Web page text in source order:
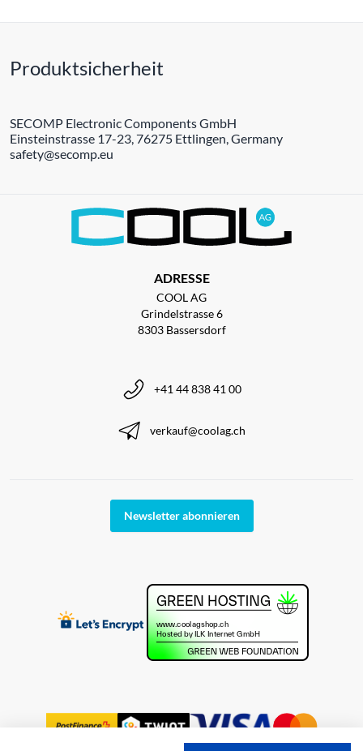
Produktsicherheit
SECOMP Electronic Components GmbH
Einsteinstrasse 17-23, 76275 Ettlingen, Germany
safety@secomp.eu
ADRESSE
COOL AG
Grindelstrasse 6
8303 Bassersdorf
+41 44 838 41 00
verkauf@coolag.ch
Newsletter abonnieren